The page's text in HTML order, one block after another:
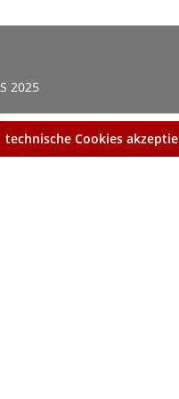
2025
technische Cookies